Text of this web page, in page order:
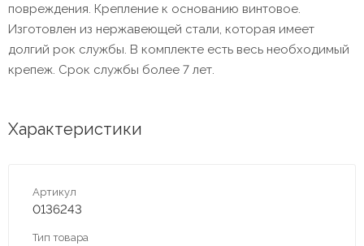
повреждения. Крепление к основанию винтовое.
Изготовлен из нержавеющей стали, которая имеет
долгий рок службы. В комплекте есть весь необходимый
крепеж. Срок службы более 7 лет.
Характеристики
Артикул
0136243
Тип товара